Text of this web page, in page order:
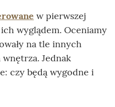
w pierwszej
wyglądem. Oceniamy
na tle innych
Jednak
czy będą wygodne i